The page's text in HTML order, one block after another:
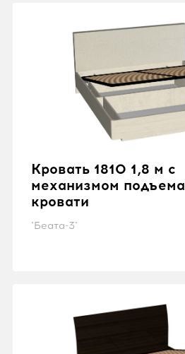
Кровать 1810 1,8 м с
механизмом подъема
кровати
"Беата-3"